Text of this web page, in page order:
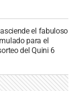
el fabuloso
para el
del Quini 6